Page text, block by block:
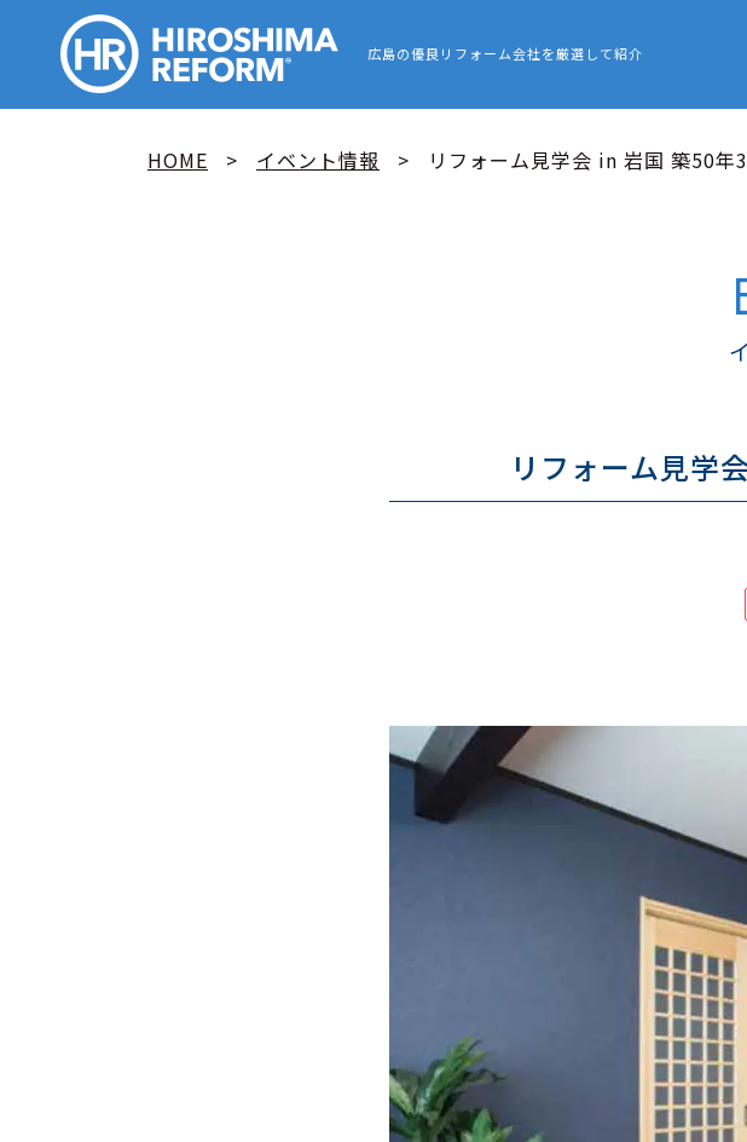
広島の優良リフォーム会社を厳選して紹介
HOME イベント情報 リフォーム見学会 in 岩国 築50
リフォーム見学